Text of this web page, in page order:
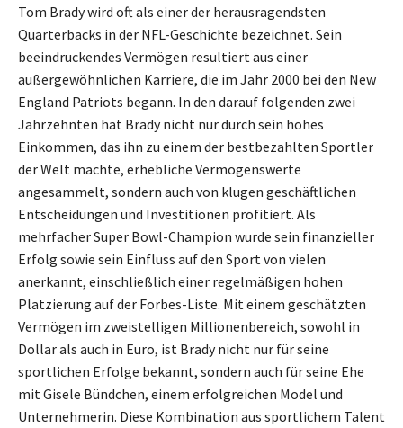
Tom Brady wird oft als einer der herausragendsten
Quarterbacks in der NFL-Geschichte bezeichnet. Sein
beeindruckendes Vermögen resultiert aus einer
außergewöhnlichen Karriere, die im Jahr 2000 bei den New
England Patriots begann. In den darauf folgenden zwei
Jahrzehnten hat Brady nicht nur durch sein hohes
Einkommen, das ihn zu einem der bestbezahlten Sportler
der Welt machte, erhebliche Vermögenswerte
angesammelt, sondern auch von klugen geschäftlichen
Entscheidungen und Investitionen profitiert. Als
mehrfacher Super Bowl-Champion wurde sein finanzieller
Erfolg sowie sein Einfluss auf den Sport von vielen
anerkannt, einschließlich einer regelmäßigen hohen
Platzierung auf der Forbes-Liste. Mit einem geschätzten
Vermögen im zweistelligen Millionenbereich, sowohl in
Dollar als auch in Euro, ist Brady nicht nur für seine
sportlichen Erfolge bekannt, sondern auch für seine Ehe
mit Gisele Bündchen, einem erfolgreichen Model und
Unternehmerin. Diese Kombination aus sportlichem Talent